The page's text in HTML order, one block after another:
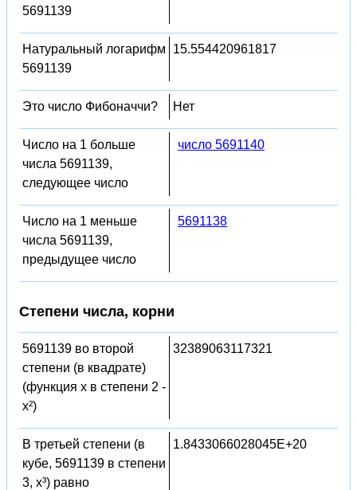
5691139
Натуральный логарифм
5691139
15.554420961817
Это число Фибоначчи? Нет
Число на 1 больше
числа 5691139,
следующее число
число 5691140
Число на 1 меньше
числа 5691139,
предыдущее число
5691138
Степени числа, корни
5691139 во второй
степени (в квадрате)
(функция x в степени 2 -
x²)
32389063117321
В третьей степени (в
кубе, 5691139 в степени
3, x³) равно
1.8433066028045E+20